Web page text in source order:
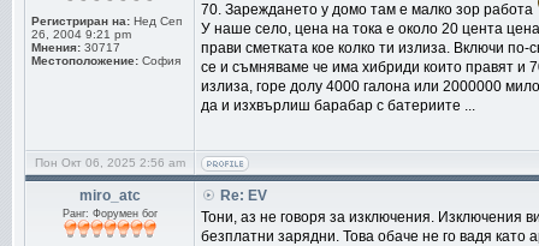
Регистриран на: Нед Сеп
26, 2004 9:21 pm
Мнения: 30717
Местоположение: София
70. Зареждането у домо там е малко зор работа
У наше село, цена на тока е около 20 цента
прави сметката кое колко ти излиза. Включи
се и съмняваме че има хибриди които правят и
излиза, горе долу 4000 галона или 2000000
да и изхвърлиш барабар с батериите ...
Пон Окт 06, 2025 2:56 am
miro_atc
Ранг: Форумен бог
Re: EV
Тони, аз не говоря за изключения. Изключения
безплатни зарядни. Това обаче не го вадя като